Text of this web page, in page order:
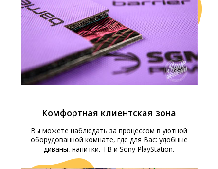
Комфортная клиентская зона
Вы можете наблюдать за процессом в уютной
оборудованной комнате, где для Вас: удобные
диваны, напитки, ТВ и Sony PlayStation.